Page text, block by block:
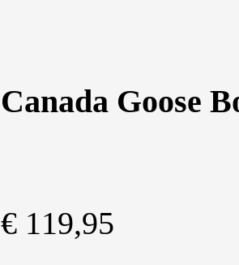
Canada Goose
€ 119,95